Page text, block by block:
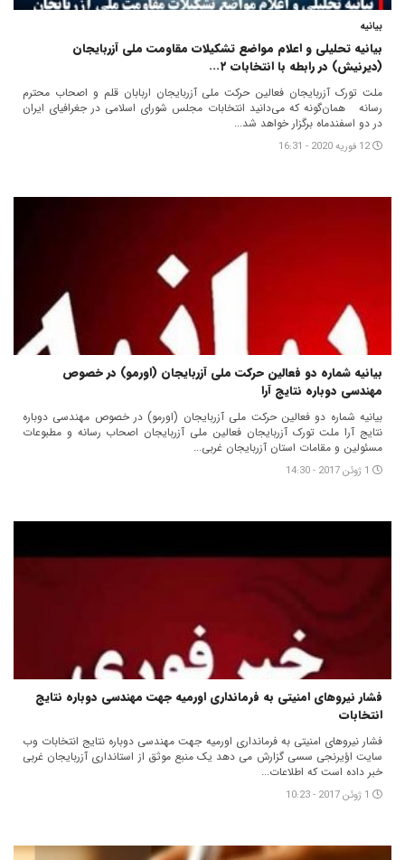
بیانیه
بیانیه تحلیلی و اعلام مواضع تشکیلات مقاومت ملی آزربایجان
(دیرنیش) در رابطه با انتخابات ۲...
ملت تورک آزربایجان فعالین حرکت ملی آزربایجان اربابان قلم و اصحاب محترم
رسانه‌ همان‌گونه که می‌دانید انتخابات مجلس شورای اسلامی در جغرافیای ایران
در دو اسفندماه برگزار خواهد شد...
12 فوریه 2020 - 16:31
بیانیه شماره دو فعالین حرکت ملی آزربایجان (اورمو) در خصوص
مهندسی دوباره نتایج آرا
بیانیه شماره دو فعالین حرکت ملی آزربایجان (اورمو) در خصوص مهندسی دوباره
نتایج آرا ملت تورک آزربایجان فعالین ملی آزربایجان اصحاب رسانه و مطبوعات
مسئولین و مقامات استان آزربایجان غربی...
1 ژوئن 2017 - 14:30
فشار نیروهای امنیتی به فرمانداری اورمیه جهت مهندسی دوباره نتایج
انتخابات
فشار نیروهای امنیتی به فرمانداری اورمیه جهت مهندسی دوباره نتایج انتخابات وب
سایت اؤیرنجی سسی گزارش می دهد یک منبع موثق از استانداری آزربایجان غربی
خبر داده است که اطلاعات...
1 ژوئن 2017 - 10:23